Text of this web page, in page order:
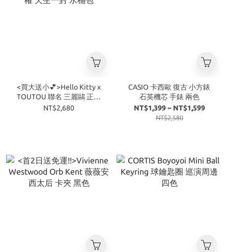
<買大送小💕>Hello Kitty x
TOUTOU 聯名 三麗鷗 正版
授權 天生一對 水桶包
NT$2,680
CASIO 卡西歐 復古 小方錶
石英機芯 手錶 兩色
NT$1,399 ~ NT$1,599
NT$2,580